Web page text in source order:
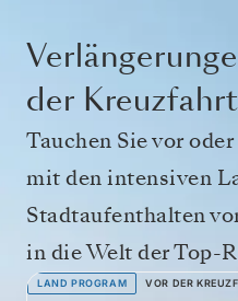
der Kreuzfahrt
Tauchen Sie vor
mit den intensiven
Stadtaufenthalten
in die Welt der Top-
LAND PROGRAM VOR DER